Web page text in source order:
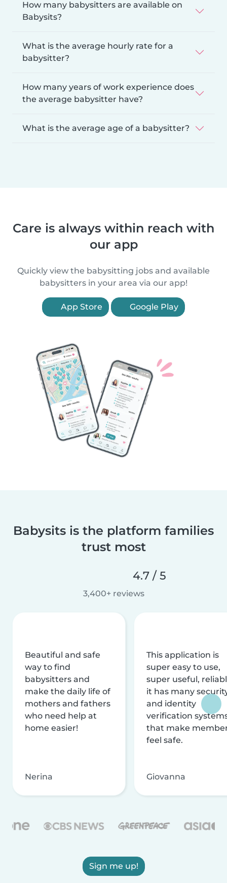
How many babysitters are available on
Babysits?
What is the average hourly rate for a
babysitter?
How many years of work experience does
the average babysitter have?
What is the average age of a babysitter?
Care is always within reach with
our app
Quickly view the babysitting jobs and available
babysitters in your area via our app!
App Store Google Play
Babysits is the platform families
trust most
4.7 / 5
3,400+ reviews
Beautiful and safe
way to find
babysitters and
make the daily life of
mothers and fathers
who need help at
home easier!
Nerina
This application is
super easy to use,
super useful,
it has many
and identity
verification
that make
feel safe.
Giovanna
Sign me up!